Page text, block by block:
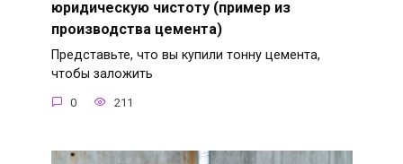
юридическую чистоту (пример из
производства цемента)
Представьте, что вы купили тонну цемента,
чтобы заложить
0 211